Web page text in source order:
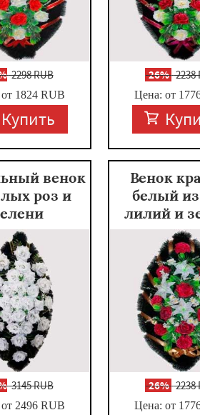
2298 RUB
1824 RUB
Купить
-26%2238
Цена: от
венок
роз и
3145 RUB
2496 RUB
Венок
белый
лилий и
-26%2238
Цена: от